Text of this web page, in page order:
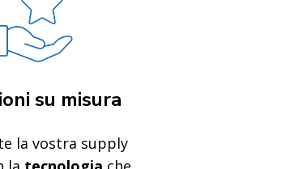
su misura
la vostra supply